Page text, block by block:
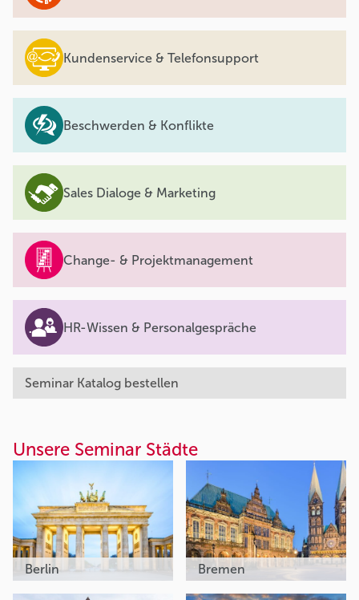
Kundenservice & Telefonsupport
Beschwerden & Konflikte
Sales Dialoge & Marketing
Change- & Projektmanagement
HR-Wissen & Personalgespräche
Seminar Katalog bestellen
Unsere Seminar Städte
Berlin Bremen